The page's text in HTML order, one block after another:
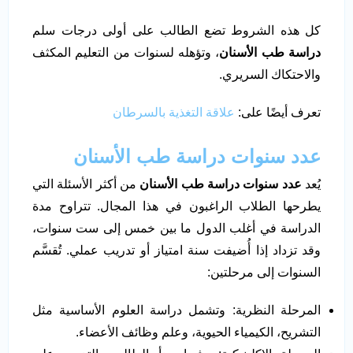
كل هذه الشروط تضع الطالب على أولى درجات سلم
دراسة طب الأسنان، وتؤهله لسنوات من التعليم المكثف
والاحتكاك السريري.
تعرف أيضًا على: علاقة التغذية بالسرطان
عدد سنوات دراسة طب الأسنان
يُعد عدد سنوات دراسة طب الأسنان من أكثر الأسئلة التي
يطرحها الطلاب الراغبون في هذا المجال. تتراوح مدة
الدراسة في أغلب الدول ما بين خمس إلى ست سنوات،
وقد تزداد إذا أُضيفت سنة امتياز أو تدريب عملي. تُقسَّم
السنوات إلى مرحلتين:
المرحلة النظرية: وتشمل دراسة العلوم الأساسية مثل
التشريح، الكيمياء الحيوية، وعلم وظائف الأعضاء.